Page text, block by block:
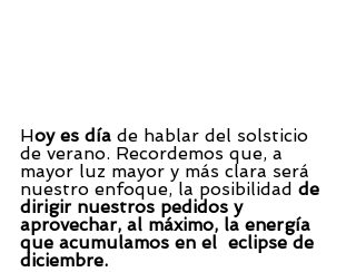
Hoy es día de hablar del solsticio
de verano. Recordemos que, a
mayor luz mayor y más clara será
nuestro enfoque, la posibilidad de
dirigir nuestros pedidos y
aprovechar, al máximo, la energía
que acumulamos en el  eclipse de
diciembre.